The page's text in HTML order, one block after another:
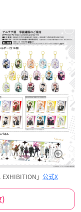
」 公式X
)